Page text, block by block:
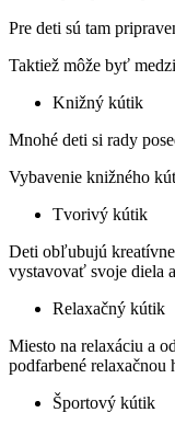
Pre deti sú tam
Taktiež môže byť
Knižný kútik
Mnohé deti si rady
Vybavenie knižného
Tvorivý kútik
Deti obľubujú
vystavovať svoje diela
Relaxačný kútik
Miesto na relaxáciu a
podfarbené relaxačnou
Športový kútik